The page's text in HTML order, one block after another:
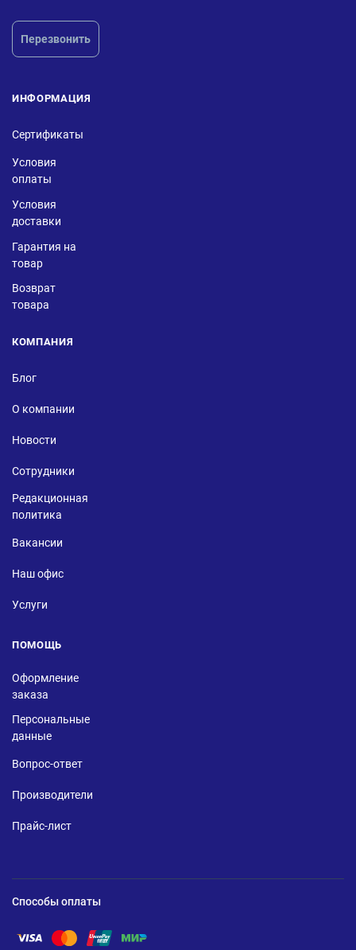
Перезвонить
ИНФОРМАЦИЯ
Сертификаты
Условия
оплаты
Условия
доставки
Гарантия на
товар
Возврат
товара
КОМПАНИЯ
Блог
О компании
Новости
Сотрудники
Редакционная
политика
Вакансии
Наш офис
Услуги
ПОМОЩЬ
Оформление
заказа
Персональные
данные
Вопрос-ответ
Производители
Прайс-лист
Способы оплаты
Помощь по оплате Visa
Помощь по оплате Mastercard
Помощь по оплате UnionPay
Помощь по оплате Мир